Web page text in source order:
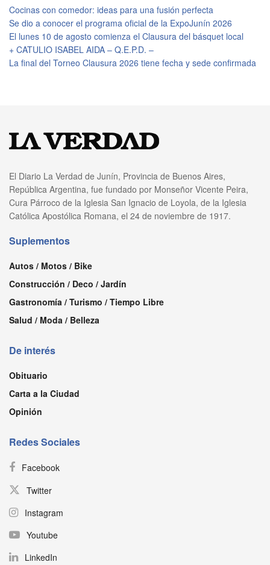
Cocinas con comedor: ideas para una fusión perfecta
Se dio a conocer el programa oficial de la ExpoJunín 2026
El lunes 10 de agosto comienza el Clausura del básquet local
+ CATULIO ISABEL AIDA – Q.E.P.D. –
La final del Torneo Clausura 2026 tiene fecha y sede confirmada
El Diario La Verdad de Junín, Provincia de Buenos Aires,
República Argentina, fue fundado por Monseñor Vicente Peira,
Cura Párroco de la Iglesia San Ignacio de Loyola, de la Iglesia
Católica Apostólica Romana, el 24 de noviembre de 1917.
Suplementos
Autos / Motos / Bike
Construcción / Deco / Jardín
Gastronomía / Turismo / Tiempo Libre
Salud / Moda / Belleza
De interés
Obituario
Carta a la Ciudad
Opinión
Redes Sociales
Facebook
Twitter
Instagram
Youtube
LinkedIn